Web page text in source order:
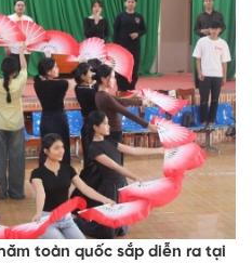
toàn quốc sắp diễn ra tại